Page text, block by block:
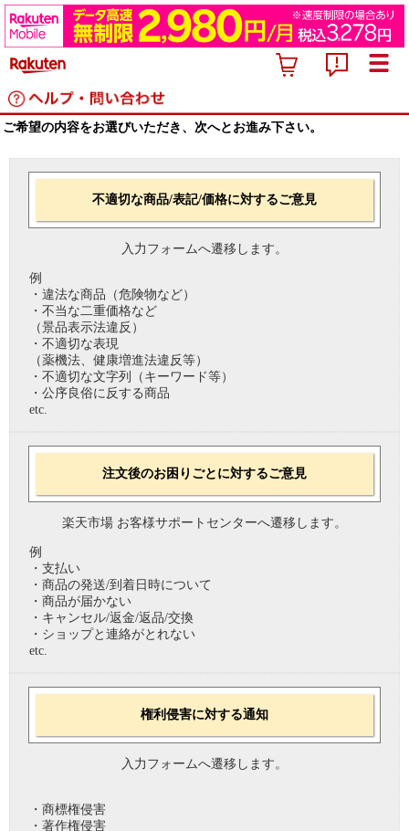
ご希望の内容をお選びいただき、次へとお進み下さい。
不適切な商品/表記/価格に対するご意見
入力フォームへ遷移します。
例
・違法な商品（危険物など）
・不当な二重価格など
（景品表示法違反）
・不適切な表現
（薬機法、健康増進法違反等）
・不適切な文字列（キーワード等）
・公序良俗に反する商品
etc.
注文後のお困りごとに対するご意見
楽天市場 お客様サポートセンターへ遷移します。
例
・支払い
・商品の発送/到着日時について
・商品が届かない
・キャンセル/返金/返品/交換
・ショップと連絡がとれない
etc.
権利侵害に対する通知
入力フォームへ遷移します。
・商標権侵害
・著作権侵害